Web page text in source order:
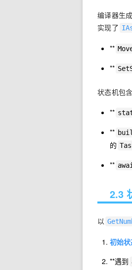
编译器生
实现了
**
**
状态机包
**
**
的
**
2.3
以
初始状
**遇到